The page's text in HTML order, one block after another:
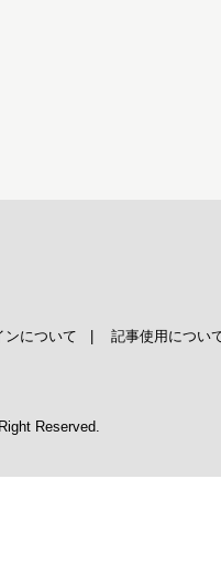
ンについて 記事使用につい
Reserved.